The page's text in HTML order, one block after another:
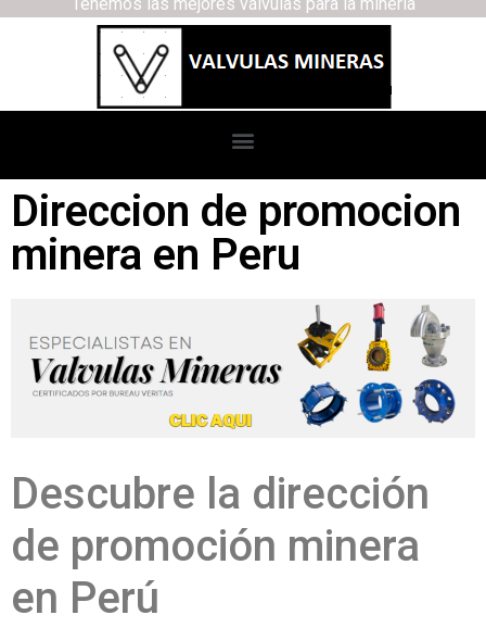
Direccion de promocion
minera en Peru
Descubre la dirección
de promoción minera
en Perú